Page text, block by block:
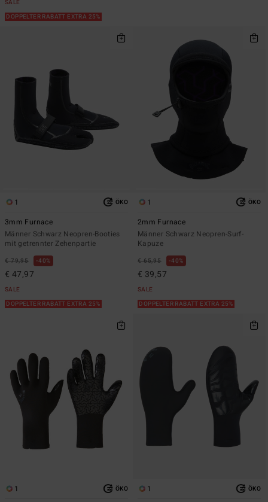
SALE
DOPPELTER RABATT EXTRA 25%
1 ÖKO
3mm Furnace
Männer Schwarz Neopren-Booties
mit getrennter Zehenpartie
€ 79,95 40%
€ 47,97
SALE
DOPPELTER RABATT EXTRA 25%
1 ÖKO
2mm Furnace
Männer Schwarz Neopren-Surf-
Kapuze
€ 65,95 40%
€ 39,57
SALE
DOPPELTER RABATT EXTRA 25%
1 ÖKO 1 ÖKO